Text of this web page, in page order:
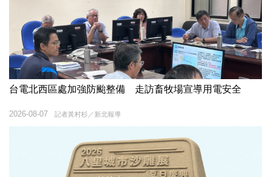
台電北西區處加強防颱整備 走訪畜牧場宣導用電安全
記者黃村杉／新北報導
2026-08-07